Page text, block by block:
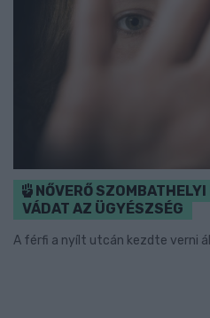
NŐVERŐ
VÁDAT AZ ÜGYÉSZSÉG
A férfi a nyílt utcán kezdte verni